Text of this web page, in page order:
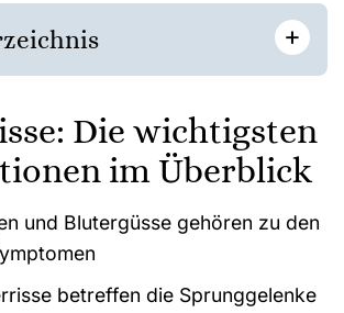
+
Die wichtigsten
im Überblick
und Blutergüsse gehören zu den
betreffen die Sprunggelenke